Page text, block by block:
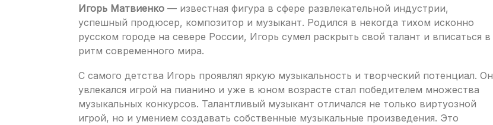
Игорь Матвиенко — известная фигура в сфере развлекательной индустрии,
успешный продюсер, композитор и музыкант. Родился в некогда тихом исконно
русском городе на севере России, Игорь сумел раскрыть свой талант и вписаться в
ритм современного мира.
С самого детства Игорь проявлял яркую музыкальность и творческий потенциал. Он
увлекался игрой на пианино и уже в юном возрасте стал победителем множества
музыкальных конкурсов. Талантливый музыкант отличался не только виртуозной
игрой, но и умением создавать собственные музыкальные произведения. Это